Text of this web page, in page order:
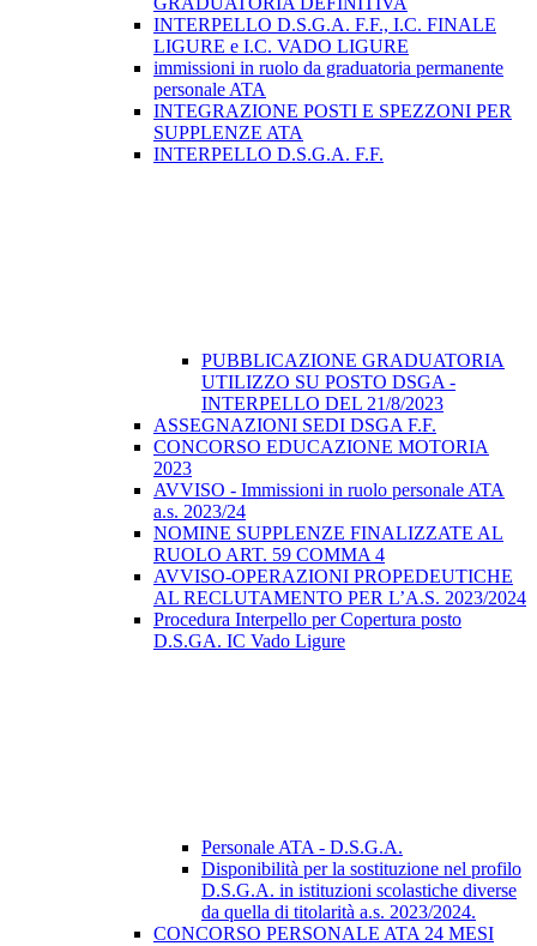
INTERPELLO D.S.G.A. F.F., I.C. FINALE
LIGURE e I.C. VADO LIGURE
immissioni in ruolo da graduatoria permanente
personale ATA
INTEGRAZIONE POSTI E SPEZZONI PER
SUPPLENZE ATA
INTERPELLO D.S.G.A. F.F.
PUBBLICAZIONE GRADUATORIA
UTILIZZO SU POSTO DSGA -
INTERPELLO DEL 21/8/2023
ASSEGNAZIONI SEDI DSGA F.F.
CONCORSO EDUCAZIONE MOTORIA
2023
AVVISO - Immissioni in ruolo personale ATA
a.s. 2023/24
NOMINE SUPPLENZE FINALIZZATE AL
RUOLO ART. 59 COMMA 4
AVVISO-OPERAZIONI PROPEDEUTICHE
AL RECLUTAMENTO PER L’A.S. 2023/2024
Procedura Interpello per Copertura posto
D.S.GA. IC Vado Ligure
Personale ATA - D.S.G.A.
Disponibilità per la sostituzione nel profilo
D.S.G.A. in istituzioni scolastiche diverse
da quella di titolarità a.s. 2023/2024.
CONCORSO PERSONALE ATA 24 MESI